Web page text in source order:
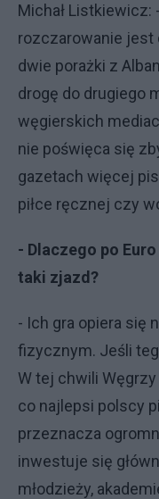
Michał Listkiewicz:
rozczarowanie jest
dwie porażki z
drogę do drugiego
węgierskich
nie poświęca się
gazetach więcej
piłce ręcznej czy
- Dlaczego po
taki zjazd?
- Ich gra opiera się
fizycznym. Jeśli
W tej chwili
co najlepsi polscy
przeznacza
inwestuje się
młodzieży,